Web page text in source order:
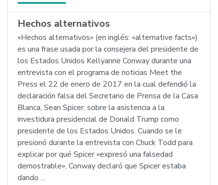
Hechos alternativos
«Hechos alternativos» (en inglés: «alternative facts»)
es una frase usada por la consejera del presidente de
los Estados Unidos Kellyanne Conway durante una
entrevista con el programa de noticias Meet the
Press el 22 de enero de 2017 en la cual defendió la
declaración falsa del Secretario de Prensa de la Casa
Blanca, Sean Spicer, sobre la asistencia a la
investidura presidencial de Donald Trump como
presidente de los Estados Unidos. Cuando se le
presionó durante la entrevista con Chuck Todd para
explicar por qué Spicer «expresó una falsedad
demostrable», Conway declaró que Spicer estaba
dando …